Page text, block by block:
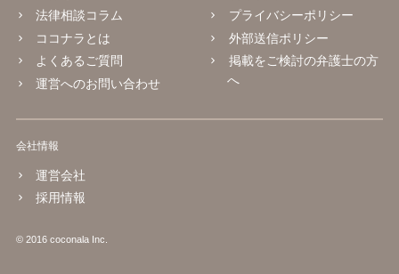
法律相談コラム
ココナラとは
よくあるご質問
運営へのお問い合わせ
プライバシーポリシー
外部送信ポリシー
掲載をご検討の弁護士の方
へ
会社情報
運営会社
採用情報
© 2016 coconala Inc.